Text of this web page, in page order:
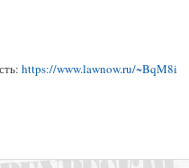
https://www.lawnow.ru/~BqM8i